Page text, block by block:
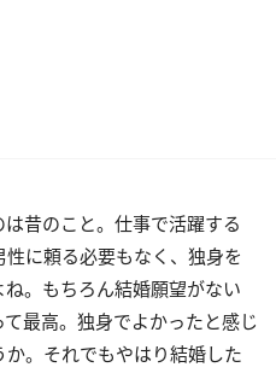
昔のこと。仕事で活躍する
に頼る必要もなく、独身を
。もちろん結婚願望がない
最高。独身でよかったと感じ
。それでもやはり結婚した